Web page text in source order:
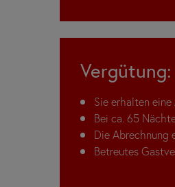
Vergütung:
Sie erhalten
Bei ca. 65
Die
Betreutes